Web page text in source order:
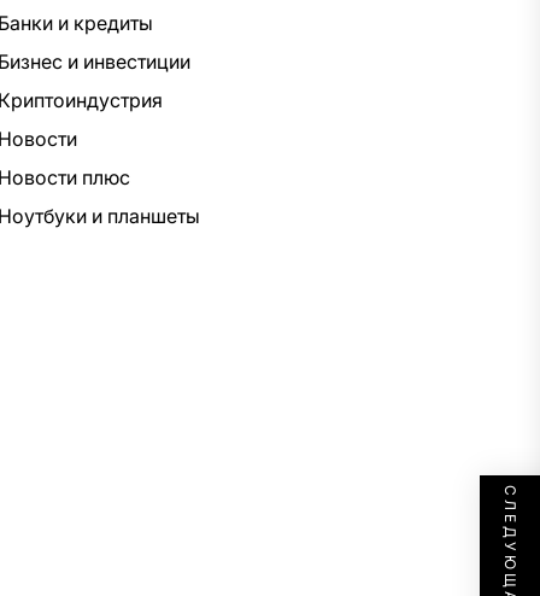
Банки и кредиты
Бизнес и инвестиции
Криптоиндустрия
Новости
Новости плюс
Ноутбуки и планшеты